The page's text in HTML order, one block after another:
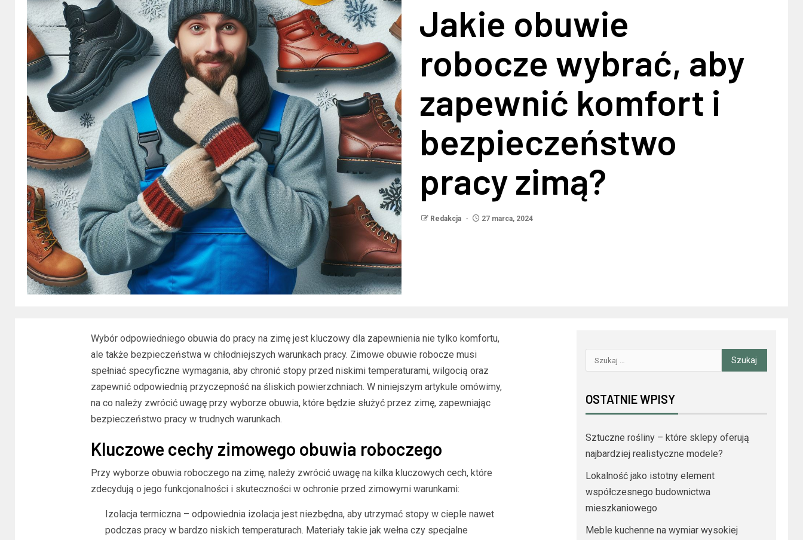
Jakie obuwie
robocze wybrać, aby
zapewnić komfort i
bezpieczeństwo
pracy zimą?
Redakcja 27 marca, 2024
Wybór odpowiedniego obuwia do pracy na zimę jest kluczowy dla zapewnienia nie tylko komfortu,
ale także bezpieczeństwa w chłodniejszych warunkach pracy. Zimowe obuwie robocze musi
spełniać specyficzne wymagania, aby chronić stopy przed niskimi temperaturami, wilgocią oraz
zapewnić odpowiednią przyczepność na śliskich powierzchniach. W niniejszym artykule omówimy,
na co należy zwrócić uwagę przy wyborze obuwia, które będzie służyć przez zimę, zapewniając
bezpieczeństwo pracy w trudnych warunkach.
Kluczowe cechy zimowego obuwia roboczego
Przy wyborze obuwia roboczego na zimę, należy zwrócić uwagę na kilka kluczowych cech, które
zdecydują o jego funkcjonalności i skuteczności w ochronie przed zimowymi warunkami:
Izolacja termiczna – odpowiednia izolacja jest niezbędna, aby utrzymać stopy w cieple nawet
podczas pracy w bardzo niskich temperaturach. Materiały takie jak wełna czy specjalne
OSTATNIE WPISY
Sztuczne rośliny – które sklepy oferują
najbardziej realistyczne modele?
Lokalność jako istotny element
współczesnego budownictwa
mieszkaniowego
Meble kuchenne na wymiar wysokiej